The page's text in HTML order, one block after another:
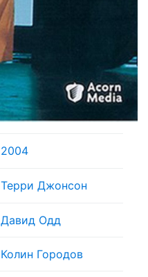
2004
Терри Джонсон
Давид Одд
Колин Городов